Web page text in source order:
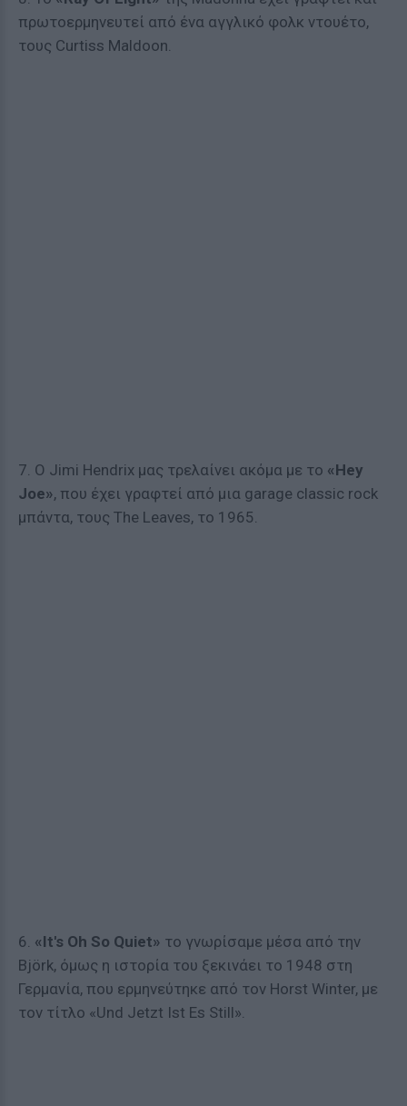
πρωτοερμηνευτεί από ένα αγγλικό φολκ ντουέτο,
τους Curtiss Maldoon.
7. Ο Jimi Hendrix μας τρελαίνει ακόμα με το «Hey
Joe», που έχει γραφτεί από μια garage classic rock
μπάντα, τους The Leaves, το 1965.
6. «It's Oh So Quiet» το γνωρίσαμε μέσα από την
Björk, όμως η ιστορία του ξεκινάει το 1948 στη
Γερμανία, που ερμηνεύτηκε από τον Horst Winter, με
τον τίτλο «Und Jetzt Ist Es Still».